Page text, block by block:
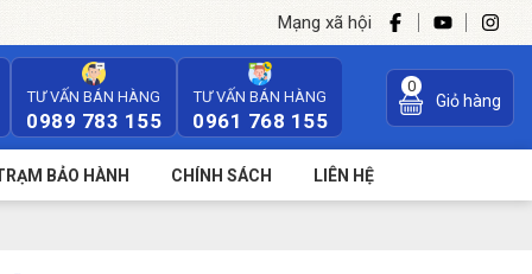
Mạng xã hội
TƯ VẤN BÁN HÀNG
0989 783 155
TƯ VẤN BÁN HÀNG
0961 768 155
0
Giỏ hàng
BẢO HÀNH CHÍNH SÁCH LIÊN HỆ